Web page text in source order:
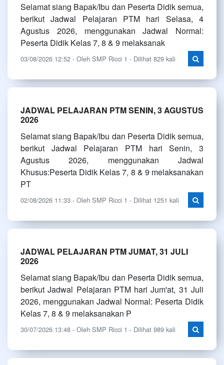
Selamat siang Bapak/Ibu dan Peserta Didik semua,
berikut Jadwal Pelajaran PTM hari Selasa, 4
Agustus 2026, menggunakan Jadwal Normal:
Peserta Didik Kelas 7, 8 & 9 melaksanak
03/08/2026 12:52 - Oleh SMP Ricci 1 - Dilihat 829 kali
JADWAL PELAJARAN PTM SENIN, 3 AGUSTUS
2026
Selamat siang Bapak/Ibu dan Peserta Didik semua,
berikut Jadwal Pelajaran PTM hari Senin, 3
Agustus 2026, menggunakan Jadwal
Khusus:Peserta Didik Kelas 7, 8 & 9 melaksanakan
PT
02/08/2026 11:33 - Oleh SMP Ricci 1 - Dilihat 1251 kali
JADWAL PELAJARAN PTM JUMAT, 31 JULI
2026
Selamat siang Bapak/Ibu dan Peserta Didik semua,
berikut Jadwal Pelajaran PTM hari Jum'at, 31 Juli
2026, menggunakan Jadwal Normal: Peserta Didik
Kelas 7, 8 & 9 melaksanakan P
30/07/2026 13:48 - Oleh SMP Ricci 1 - Dilihat 989 kali